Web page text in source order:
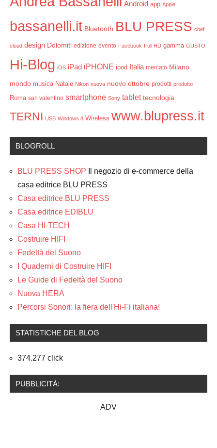
Android app Apple
bassanelli.it Bluetooth BLU PRESS chef
cloud design Dolomiti edizione evento Facebook Full HD gamma GUSTO
Hi-Blog iOS iPad iPHONE ipod Italia mercato Milano
mondo musica Natale Nikon nuova nuovo ottobre prodotti prodotto
Roma san valentino smartphone Sony tablet tecnologia
TERNI USB Windows 8 Wireless www.blupress.it
BLOGROLL
BLU PRESS SHOP Il negozio di e-commerce della
casa editrice BLU PRESS
Casa editrice BLU PRESS
Casa editrice EDIBLU
Casa HI-TECH
Costruire HIFI
Fedeltà del Suono
I Quaderni di Costruire HIFI
Le Guide di Fedeltà del Suono
Nuova HERA
Percorsi Sonori: la fiera dell'Hi-Fi italiana!
STATISTICHE DEL BLOG
374.277 click
PUBBLICITÀ:
ADV